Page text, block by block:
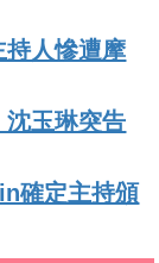
人慘遭摩
玉琳突告
確定主持頒